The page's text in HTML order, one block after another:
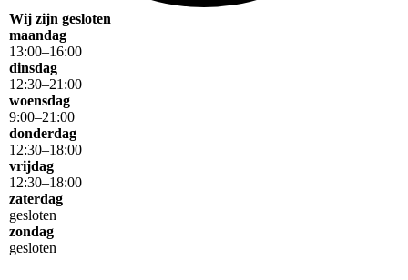
Wij zijn gesloten
maandag
13:00–16:00
dinsdag
12:30–21 :00
woensdag
9:00–21 :00
donderdag
12:30–18:00
vrijdag
12:30–18:00
zaterdag
gesloten
zondag
gesloten